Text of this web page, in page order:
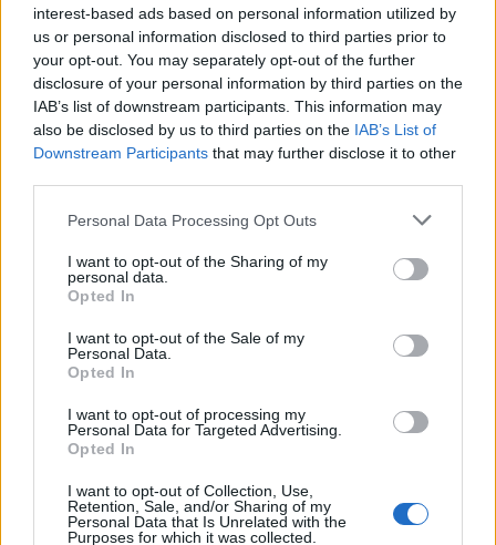
interest-based ads based on personal information utilized by
us or personal information disclosed to third parties prior to
your opt-out. You may separately opt-out of the further
disclosure of your personal information by third parties on the
IAB’s list of downstream participants. This information may
also be disclosed by us to third parties on the IAB’s List of
Downstream Participants that may further disclose it to other
Please note that this website/app uses one or more Google
not limited to your visit or usage behaviour. You may click to
grant or deny consent to Google and its third-party tags to
use your data for below specified purposes in below Google
consent section.
Personal Data Processing Opt Outs
I want to opt-out of the Sharing of my
personal data.
Opted In
I want to opt-out of the Sale of my
Personal Data.
Opted In
I want to opt-out of processing my
Personal Data for Targeted Advertising.
Opted In
I want to opt-out of Collection, Use,
Retention, Sale, and/or Sharing of my
Personal Data that Is Unrelated with the
Purposes for which it was collected.
NECROLOGIE
Mario Malu
Paolo Pinna